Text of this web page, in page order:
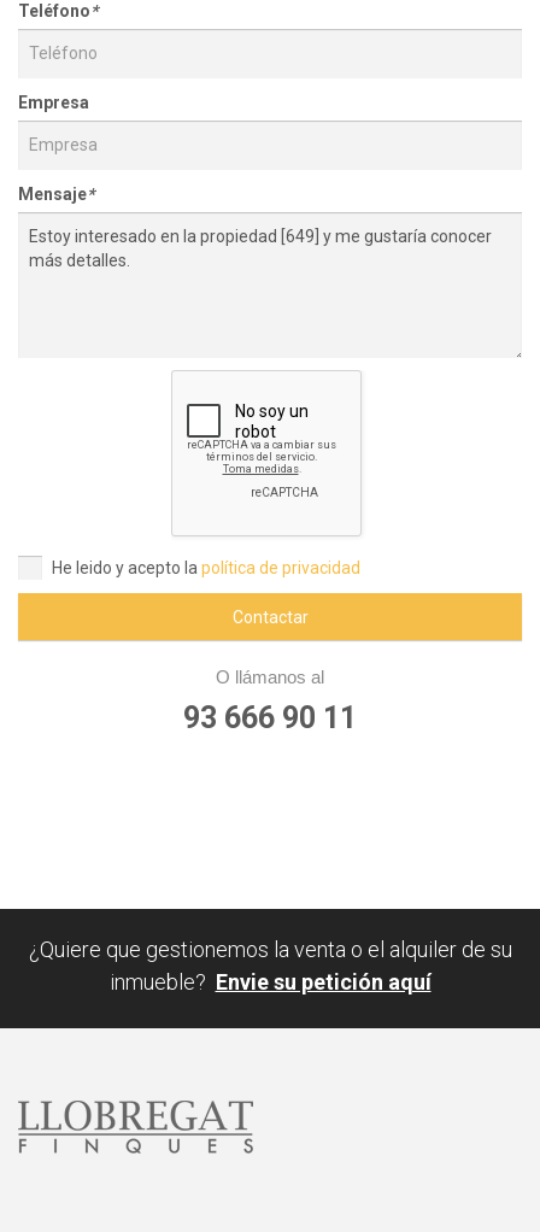
Teléfono*
Empresa
Mensaje*
He leido y acepto la política de privacidad
Contactar
O llámanos al
93 666 90 11
¿Quiere que gestionemos la venta o el alquiler de su
inmueble? Envie su petición aquí